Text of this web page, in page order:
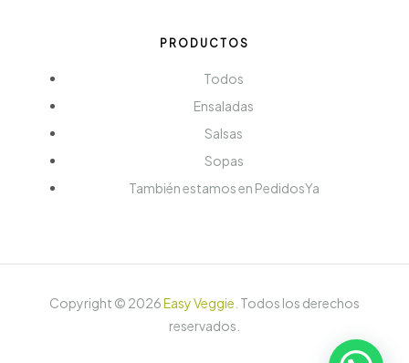
PRODUCTOS
Todos
Ensaladas
Salsas
Sopas
También estamos en PedidosYa
Copyright © 2026Easy Veggie Todos los derechos
reservados.